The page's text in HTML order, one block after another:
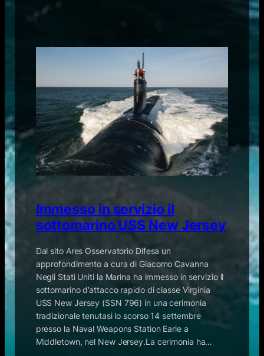
Immesso in servizio il
sottomarino USS New Jersey
Dal sito Ares Osservatorio Difesa un
approfondimento a cura di Giacomo Cavanna
Negli Stati Uniti la Marina ha immesso in servizio il
sottomarino d’attacco rapido di classe Virginia
USS New Jersey (SSN 796) in una cerimonia
tradizionale tenutasi lo scorso 14 settembre
presso la Naval Weapons Station Earle a
Middletown, nel New Jersey.La cerimonia ha…